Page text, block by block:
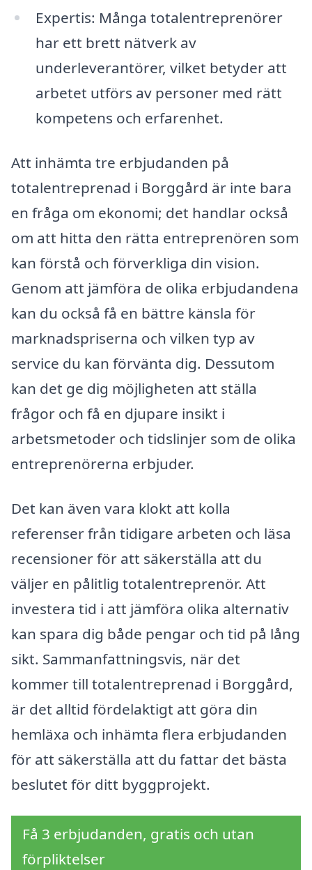
Expertis: Många totalentreprenörer
har ett brett nätverk av
underleverantörer, vilket betyder att
arbetet utförs av personer med rätt
kompetens och erfarenhet.
Att inhämta tre erbjudanden på
totalentreprenad i Borggård är inte bara
en fråga om ekonomi; det handlar också
om att hitta den rätta entreprenören som
kan förstå och förverkliga din vision.
Genom att jämföra de olika erbjudandena
kan du också få en bättre känsla för
marknadspriserna och vilken typ av
service du kan förvänta dig. Dessutom
kan det ge dig möjligheten att ställa
frågor och få en djupare insikt i
arbetsmetoder och tidslinjer som de olika
entreprenörerna erbjuder.
Det kan även vara klokt att kolla
referenser från tidigare arbeten och läsa
recensioner för att säkerställa att du
väljer en pålitlig totalentreprenör. Att
investera tid i att jämföra olika alternativ
kan spara dig både pengar och tid på lång
sikt. Sammanfattningsvis, när det
kommer till totalentreprenad i Borggård,
är det alltid fördelaktigt att göra din
hemläxa och inhämta flera erbjudanden
för att säkerställa att du fattar det bästa
beslutet för ditt byggprojekt.
Få 3 erbjudanden, gratis och utan
förpliktelser